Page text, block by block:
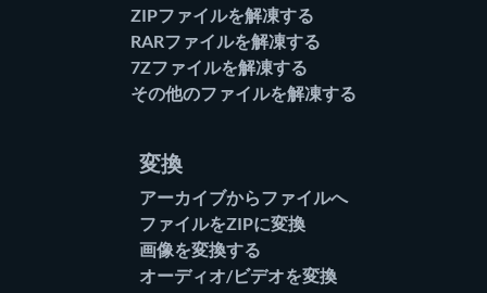
ZIPファイルを解凍する
RARファイルを解凍する
7Zファイルを解凍する
その他のファイルを解凍する
変換
アーカイブからファイルへ
ファイルをZIPに変換
画像を変換する
オーディオ/ビデオを変換